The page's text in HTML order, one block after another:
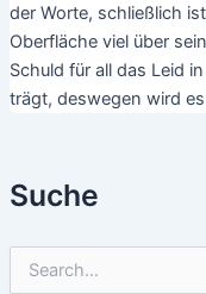
Suche
der Worte, schließlich
Oberfläche viel über
Schuld für all das Leid
trägt, deswegen wird